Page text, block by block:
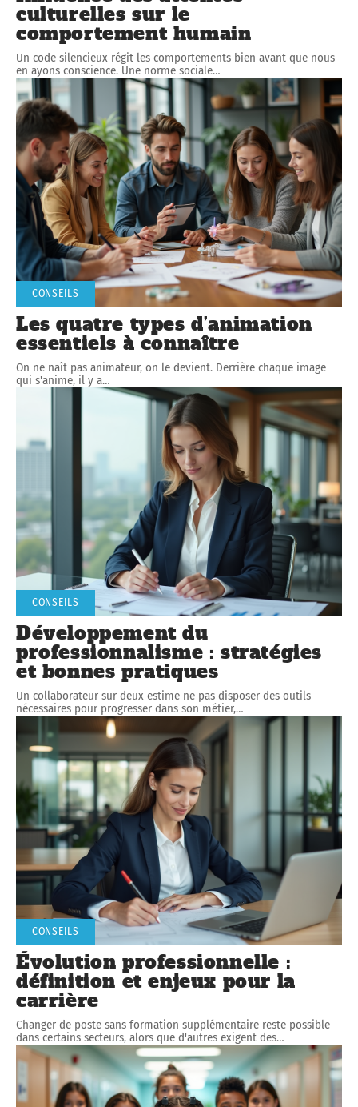
culturelles sur le
comportement humain
Un code silencieux régit les comportements bien avant que nous
en ayons conscience. Une norme sociale…
CONSEILS
Les quatre types d’animation
essentiels à connaître
On ne naît pas animateur, on le devient. Derrière chaque image
qui s'anime, il y a…
CONSEILS
Développement du
professionnalisme : stratégies
et bonnes pratiques
Un collaborateur sur deux estime ne pas disposer des outils
nécessaires pour progresser dans son métier,…
CONSEILS
Évolution professionnelle :
définition et enjeux pour la
carrière
Changer de poste sans formation supplémentaire reste possible
dans certains secteurs, alors que d'autres exigent des…